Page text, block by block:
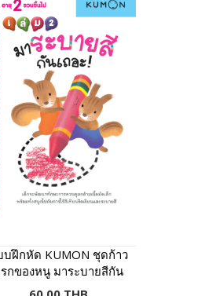
บฝึกหัด KUMON ชุดก้าว
กของหนู มาระบายสีกัน
เถอะ เล่ม 2